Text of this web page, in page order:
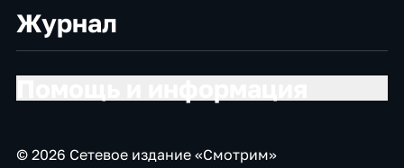
Журнал
© 2026 Сетевое издание «Смотрим»